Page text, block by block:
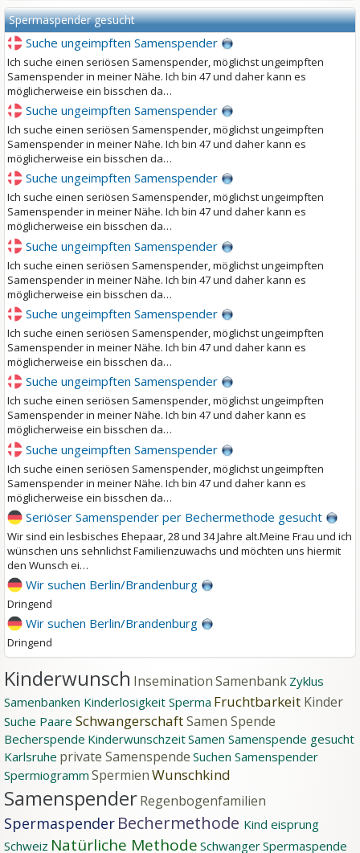
Spermaspender gesucht
Suche ungeimpften Samenspender
Ich suche einen seriösen Samenspender, möglichst ungeimpften
Samenspender in meiner Nähe. Ich bin 47 und daher kann es
möglicherweise ein bisschen da…
Suche ungeimpften Samenspender
Ich suche einen seriösen Samenspender, möglichst ungeimpften
Samenspender in meiner Nähe. Ich bin 47 und daher kann es
möglicherweise ein bisschen da…
Suche ungeimpften Samenspender
Ich suche einen seriösen Samenspender, möglichst ungeimpften
Samenspender in meiner Nähe. Ich bin 47 und daher kann es
möglicherweise ein bisschen da…
Suche ungeimpften Samenspender
Ich suche einen seriösen Samenspender, möglichst ungeimpften
Samenspender in meiner Nähe. Ich bin 47 und daher kann es
möglicherweise ein bisschen da…
Suche ungeimpften Samenspender
Ich suche einen seriösen Samenspender, möglichst ungeimpften
Samenspender in meiner Nähe. Ich bin 47 und daher kann es
möglicherweise ein bisschen da…
Suche ungeimpften Samenspender
Ich suche einen seriösen Samenspender, möglichst ungeimpften
Samenspender in meiner Nähe. Ich bin 47 und daher kann es
möglicherweise ein bisschen da…
Suche ungeimpften Samenspender
Ich suche einen seriösen Samenspender, möglichst ungeimpften
Samenspender in meiner Nähe. Ich bin 47 und daher kann es
möglicherweise ein bisschen da…
Seriöser Samenspender per Bechermethode gesucht
Wir sind ein lesbisches Ehepaar, 28 und 34 Jahre alt.Meine Frau und ich
wünschen uns sehnlichst Familienzuwachs und möchten uns hiermit
den Wunsch ei…
Wir suchen Berlin/Brandenburg
Dringend
Wir suchen Berlin/Brandenburg
Dringend
Kinderwunsch InseminationSamenbank Zyklus
Samenbanken Kinderlosigkeit Sperma Fruchtbarkeit Kinder
Suche Paare SchwangerschaftSamen Spende
Becherspende KinderwunschzeitSamen Samenspende gesucht
Karlsruhe private Samenspende Suchen Samenspender
Spermiogramm SpermienWunschkind
SamenspenderRegenbogenfamilien
Spermaspender Bechermethode Kind eisprung
Schweiz Natürliche Methode SchwangerSpermaspende